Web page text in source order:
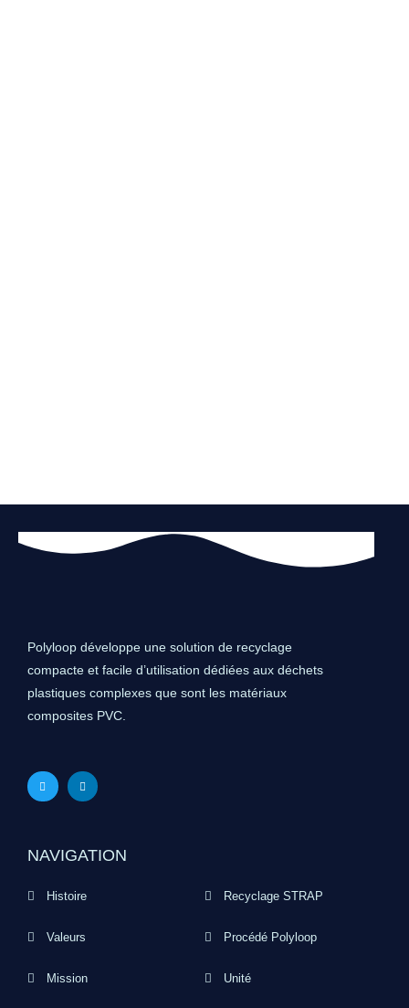
Polyloop développe une solution de recyclage
compacte et facile d’utilisation dédiées aux déchets
plastiques complexes que sont les matériaux
composites PVC.
NAVIGATION
Histoire
Valeurs
Mission
Recyclage STRAP
Procédé Polyloop
Unité